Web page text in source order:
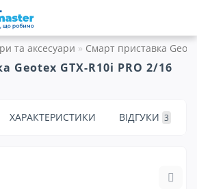
та аксесуари Смарт приставка
Geotex GTX-R10i PRO 2/16
ХАРАКТЕРИСТИКИ ВІДГУКИ 3